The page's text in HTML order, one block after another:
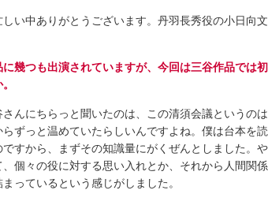
い中ありがとうございます。丹羽長秀役の小日向
幾つも出演されていますが、今回は三谷作品では
んにちらっと聞いたのは、この清須会議というの
ずっと温めていたらしいんですよね。僕は台本を
すから、まずその知識量にがくぜんとしました。
、個々の役に対する思い入れとか、それから人間関
っているという感じがしました。